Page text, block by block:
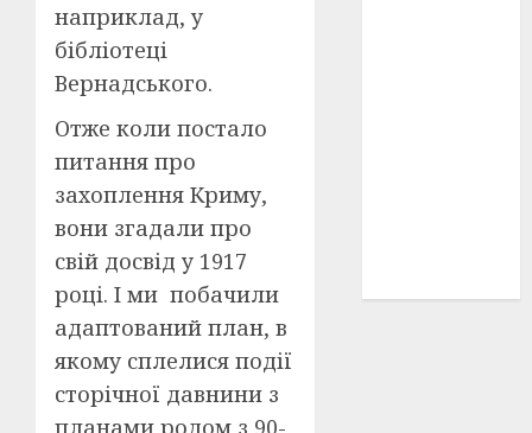
наприклад, у
бібліотеці
Вернадського.
Отже коли постало
питання про
захоплення Криму,
вони згадали про
свій досвід у 1917
році. І ми побачили
адаптований план, в
якому сплелися події
сторічної давнини з